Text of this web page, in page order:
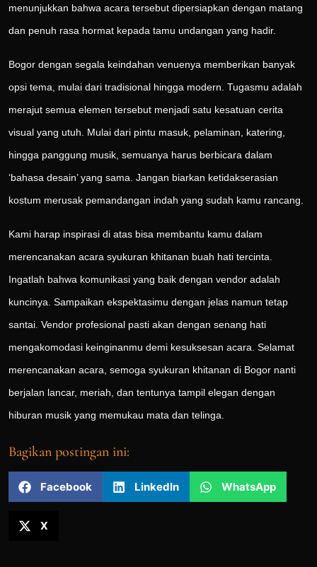
menunjukkan bahwa acara tersebut dipersiapkan dengan matang
dan penuh rasa hormat kepada tamu undangan yang hadir.
Bogor dengan segala keindahan venuenya memberikan banyak
opsi tema, mulai dari tradisional hingga modern. Tugasmu adalah
merajut semua elemen tersebut menjadi satu kesatuan cerita
visual yang utuh. Mulai dari pintu masuk, pelaminan, katering,
hingga panggung musik, semuanya harus berbicara dalam
‘bahasa desain’ yang sama. Jangan biarkan ketidakserasian
kostum merusak pemandangan indah yang sudah kamu rancang.
Kami harap inspirasi di atas bisa membantu kamu dalam
merencanakan acara syukuran khitanan buah hati tercinta.
Ingatlah bahwa komunikasi yang baik dengan vendor adalah
kuncinya. Sampaikan ekspektasimu dengan jelas namun tetap
santai. Vendor profesional pasti akan dengan senang hati
mengakomodasi keinginanmu demi kesuksesan acara. Selamat
merencanakan acara, semoga syukuran khitanan di Bogor nanti
berjalan lancar, meriah, dan tentunya tampil elegan dengan
hiburan musik yang memukau mata dan telinga.
Bagikan postingan ini:
Facebook LinkedIn WhatsApp
X